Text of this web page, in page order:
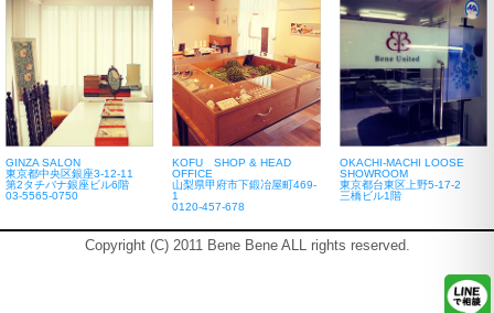
GINZA SALON
東京都中央区銀座3-12-11
第2タチバナ銀座ビル6階
03-5565-0750
KOFU SHOP & HEAD
OFFICE
山梨県甲府市下鍛冶屋町469-
1
0120-457-678
OKACHI-MACHI LOOSE
SHOWROOM
東京都台東区上野5-17-2
三橋ビル1階
Copyright (C) 2011 Bene Bene ALL rights reserved.